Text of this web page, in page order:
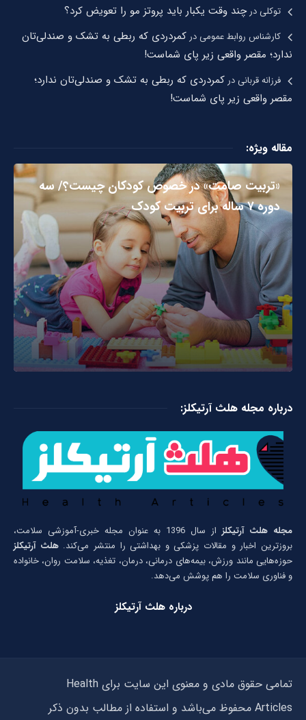
توکلیدرچند وقت یکبار باید پروتز مو را تعویض کرد؟
کارشناس روابط عمومیدر کمردردی که ربطی به تشک و صندلی‌تان
ندارد؛ مقصر واقعی زیر پای شماست!
فرزانه قربانیدر کمردردی که ربطی به تشک و صندلی‌تان ندارد؛
مقصر واقعی زیر پای شماست!
مقاله ویژه:
«تربیت صامت» در خصوص کودکان چیست؟/ سه
دوره ۷ ساله برای تربیت کودک
درباره مجله هلث آرتیکلز:
مجله هلث آرتیکلز
از سال 1396 به عنوان مجله خبری-آموزشی سلامت،
بروزترین اخبار و مقالات پزشکی و بهداشتی را منتشر می‌کند.هلث آرتیکلز
حوزه‌هایی مانند ورزش، بیمه‌های درمانی، درمان، تغذیه، سلامت روان، خانواده
و فناوری سلامت را هم پوشش می‌دهد.
درباره هلث آرتیکلز
تمامی حقوق مادی و معنوی این سایت برای Health
Articles محفوظ می‌باشد و استفاده از مطالب بدون ذکر